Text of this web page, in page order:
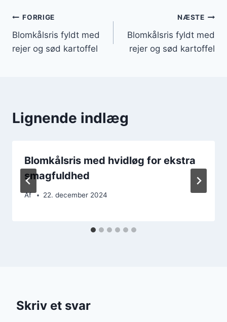
Indlægsnavigation
FORRIGE
Blomkålsris fyldt med
rejer og sød kartoffel
NÆSTE
Blomkålsris fyldt med
rejer og sød kartoffel
Lignende indlæg
Blomkålsris med hvidløg for ekstra
smagfuldhed
Af 22. december 2024
Skriv et svar